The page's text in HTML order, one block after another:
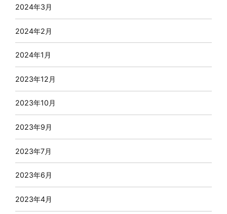
2024年3月
2024年2月
2024年1月
2023年12月
2023年10月
2023年9月
2023年7月
2023年6月
2023年4月